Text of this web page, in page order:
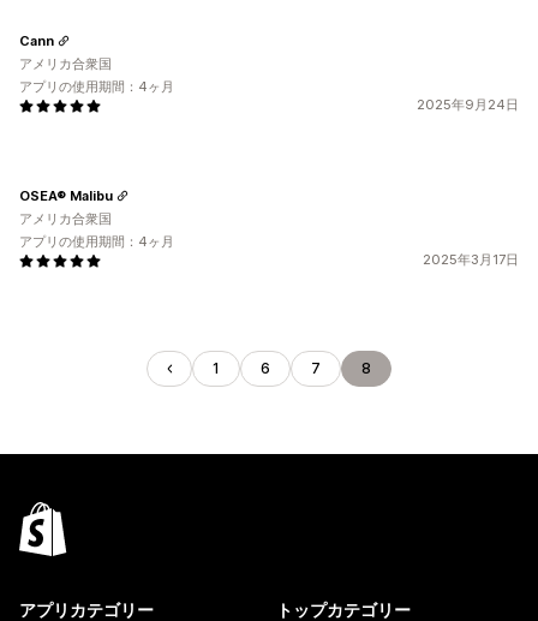
2025年9月24日
Cann
アメリカ合衆国
アプリの使用期間：4ヶ月
2025年3月17日
OSEA® Malibu
アメリカ合衆国
アプリの使用期間：4ヶ月
1 6 7 8
アプリカテゴリー トップカテゴリー